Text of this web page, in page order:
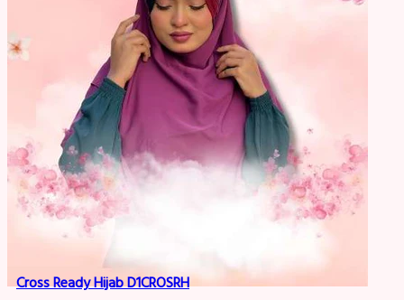
Cross Ready Hijab D1CROSRH